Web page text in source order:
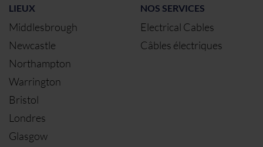
LIEUX
Middlesbrough
Newcastle
Northampton
Warrington
Bristol
Londres
Glasgow
NOS SERVICES
Electrical Cables
Câbles électriques